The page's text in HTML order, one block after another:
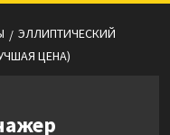
ЭЛЛИПТИЧЕСКИЙ
ЦЕНА)